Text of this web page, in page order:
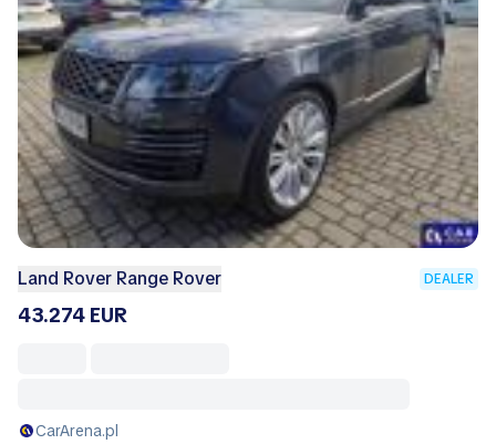
Land Rover Range Rover DEALER
43.274 EUR
CarArena.pl